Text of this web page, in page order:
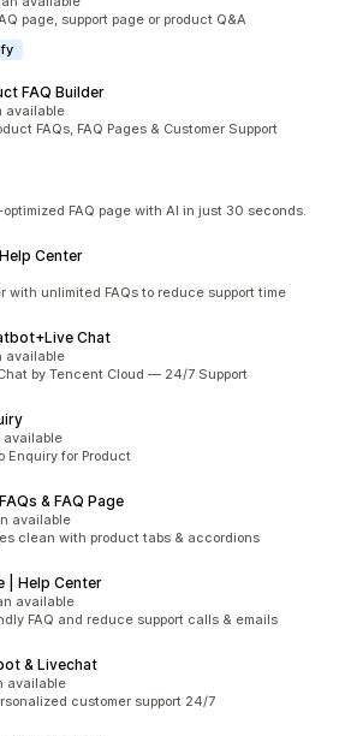
page, support page or product Q&A
FAQ Builder
available
FAQs, FAQ Pages & Customer Support
FAQ page with AI in just 30 seconds.
Center
with unlimited FAQs to reduce support time
Chat
available
by Tencent Cloud — 24/7 Support
available
Enquiry for Product
& FAQ Page
available
clean with product tabs & accordions
| Help Center
available
FAQ and reduce support calls & emails
& Livechat
available
customer support 24/7